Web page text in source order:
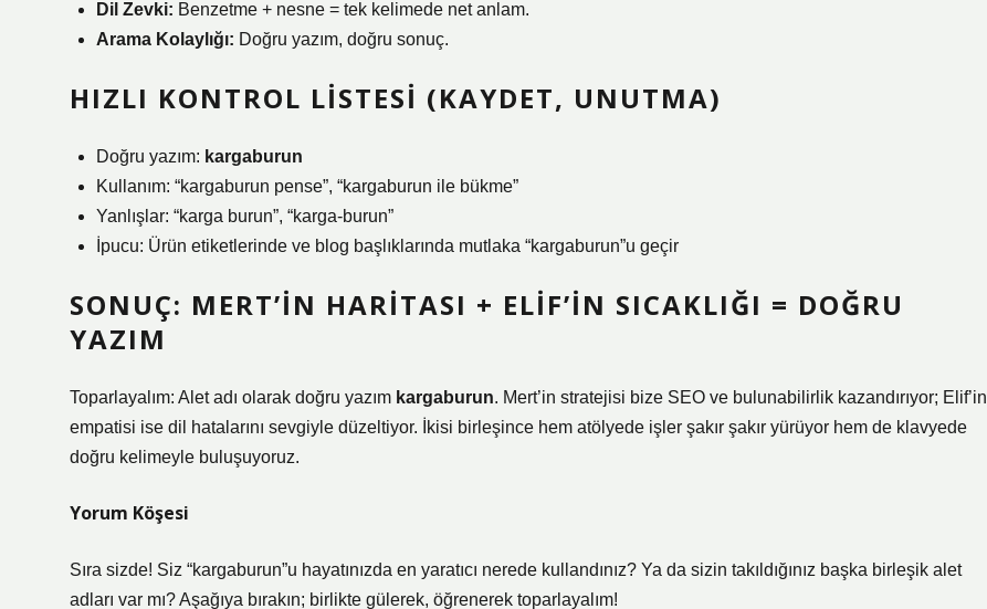
Dil Zevki: Benzetme + nesne = tek kelimede net anlam.
Arama Kolaylığı: Doğru yazım, doğru sonuç.
HIZLI KONTROL LISTESI (KAYDET, UNUTMA)
Doğru yazım: kargaburun
Kullanım: “kargaburun pense”, “kargaburun ile bükme”
Yanlışlar: “karga burun”, “karga-burun”
İpucu: Ürün etiketlerinde ve blog başlıklarında mutlaka “kargaburun”u geçir
SONUÇ: MERT’IN HARITASI + ELIF’IN SICAKLIĞI = DOĞRU
YAZIM
Toparlayalım: Alet adı olarak doğru yazım kargaburun. Mert’in stratejisi bize SEO ve bulunabilirlik kazandırıyor; Elif’in
empatisi ise dil hatalarını sevgiyle düzeltiyor. İkisi birleşince hem atölyede işler şakır şakır yürüyor hem de klavyede
doğru kelimeyle buluşuyoruz.
Yorum Köşesi
Sıra sizde! Siz “kargaburun”u hayatınızda en yaratıcı nerede kullandınız? Ya da sizin takıldığınız başka birleşik alet
adları var mı? Aşağıya bırakın; birlikte gülerek, öğrenerek toparlayalım!